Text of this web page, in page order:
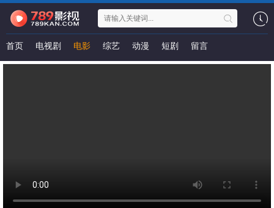
首页 电视剧 电影 综艺 动漫 短剧 留言